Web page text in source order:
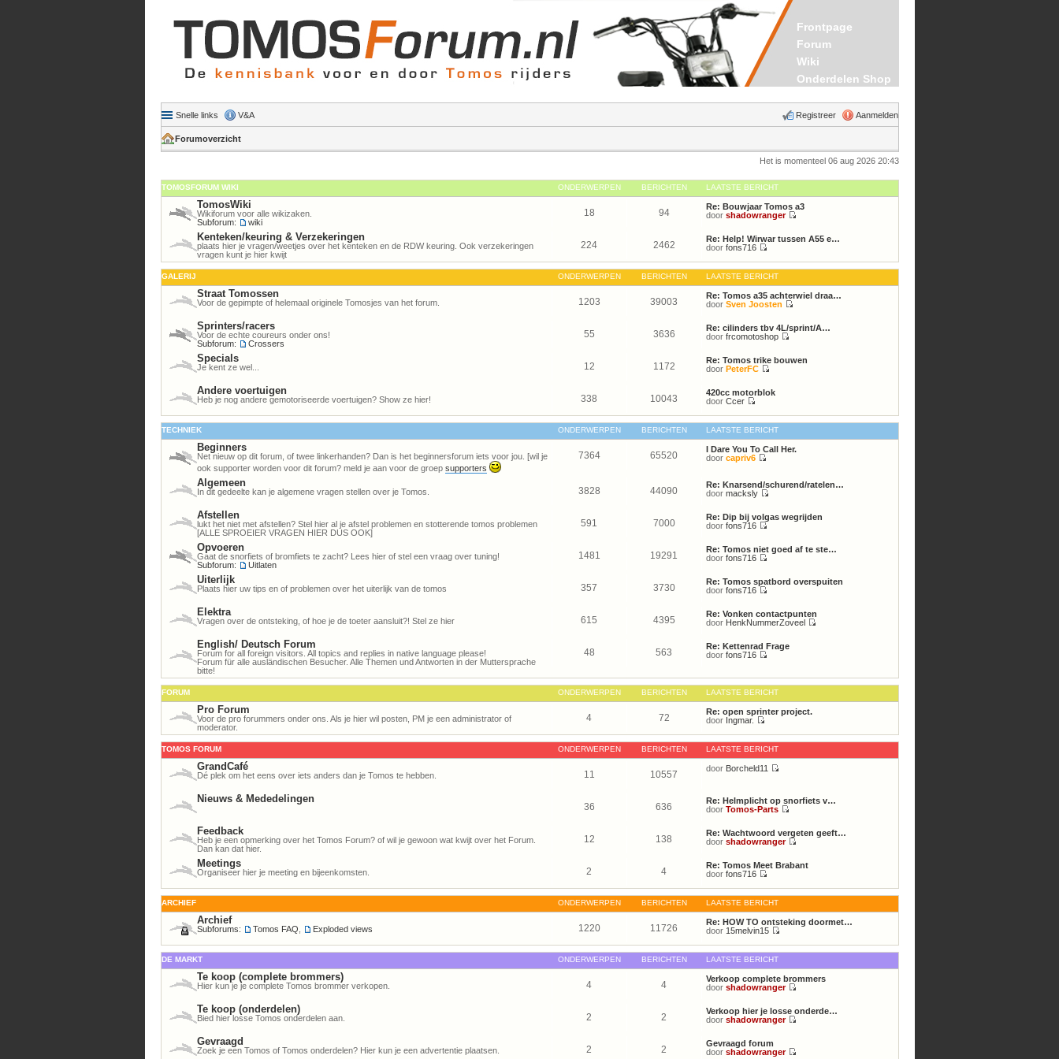
Frontpage
Forum
Wiki
Onderdelen Shop
Snelle links V&A Aanmelden
Registreer
Forumoverzicht
Het is momenteel 06 aug 2026 20:43
TOMOSFORUM WIKI ONDERWERPEN BERICHTEN LAATSTE BERICHT
TomosWiki
Wikiforum voor alle wikizaken.
Subforum:
wiki
18 94
Re: Bouwjaar Tomos a3
door shadowranger
bericht
Kenteken/keuring & Verzekeringen
plaats hier je vragen/weetjes over het kenteken en de RDW keuring. Ook verzekeringen
vragen kunt je hier kwijt
224 2462
Re: Help! Wirwar tussen A55 e…
door fons716
laatste
bericht
GALERIJ ONDERWERPEN BERICHTEN LAATSTE BERICHT
Straat Tomossen
Voor de gepimpte of helemaal originele Tomosjes van het forum. 1203 39003
Re: Tomos a35 achterwiel draa…
door Sven Joosten
bericht
Sprinters/racers
Voor de echte coureurs onder ons!
Subforum:
Crossers
55 3636
Re: cilinders tbv 4L/sprint/A…
door frcomotoshop
bericht
Specials
Je kent ze wel... 12 1172
Re: Tomos trike bouwen
door PeterFC
bericht
Andere voertuigen
Heb je nog andere gemotoriseerde voertuigen? Show ze hier! 338 10043
420cc motorblok
door Ccer
laatste
bericht
TECHNIEK ONDERWERPEN BERICHTEN LAATSTE BERICHT
Beginners
Net nieuw op dit forum, of twee linkerhanden? Dan is het beginnersforum iets voor jou. [wil je
ook supporter worden voor dit forum? meld je aan voor de groep supporters
7364 65520
I Dare You To Call Her.
door capriv6
bericht
Algemeen
In dit gedeelte kan je algemene vragen stellen over je Tomos. 3828 44090
Re: Knarsend/schurend/ratelen…
door macksly
bericht
Afstellen
lukt het niet met afstellen? Stel hier al je afstel problemen en stotterende tomos problemen
[ALLE SPROEIER VRAGEN HIER DUS OOK]
591 7000
Re: Dip bij volgas wegrijden
door fons716
bericht
Opvoeren
Gaat de snorfiets of bromfiets te zacht? Lees hier of stel een vraag over tuning!
Subforum:
Uitlaten
1481 19291
Re: Tomos niet goed af te ste…
door fons716
bericht
Uiterlijk
Plaats hier uw tips en of problemen over het uiterlijk van de tomos 357 3730
Re: Tomos spatbord overspuiten
door fons716
bericht
Elektra
Vragen over de ontsteking, of hoe je de toeter aansluit?! Stel ze hier 615 4395
Re: Vonken contactpunten
door HenkNummerZoveel
English/ Deutsch Forum
Forum for all foreign visitors. All topics and replies in native language please!
Forum für alle ausländischen Besucher. Alle Themen und Antworten in der Muttersprache
bitte!
48 563
Re: Kettenrad Frage
door fons716
bericht
FORUM ONDERWERPEN BERICHTEN LAATSTE BERICHT
Pro Forum
Voor de pro forummers onder ons. Als je hier wil posten, PM je een administrator of
moderator.
4 72
Re: open sprinter project.
door Ingmar.
laatste
bericht
TOMOS FORUM ONDERWERPEN BERICHTEN LAATSTE BERICHT
GrandCafé
Dé plek om het eens over iets anders dan je Tomos te hebben. 11 10557
door Borcheld11
Nieuws & Mededelingen
36 636
Re: Helmplicht op snorfiets v…
door Tomos-Parts
bericht
Feedback
Heb je een opmerking over het Tomos Forum? of wil je gewoon wat kwijt over het Forum.
Dan kan dat hier.
12 138
Re: Wachtwoord vergeten geeft…
door shadowranger
bericht
Meetings
Organiseer hier je meeting en bijeenkomsten. 2 4
Re: Tomos Meet Brabant
door fons716
laatste
bericht
ARCHIEF ONDERWERPEN BERICHTEN LAATSTE BERICHT
Archief
Subforums: Tomos FAQ Exploded views 1220 11726
Re: HOW TO ontsteking doormet…
door 15melvin15
laatste
bericht
DE MARKT ONDERWERPEN BERICHTEN LAATSTE BERICHT
Te koop (complete brommers)
Hier kun je je complete Tomos brommer verkopen. 4 4
Verkoop complete brommers
door shadowranger
bericht
Te koop (onderdelen)
Bied hier losse Tomos onderdelen aan. 2 2
Verkoop hier je losse onderde…
door shadowranger
Gevraagd
Zoek je een Tomos of Tomos onderdelen? Hier kun je een advertentie plaatsen. 2 2
Gevraagd forum
door shadowranger